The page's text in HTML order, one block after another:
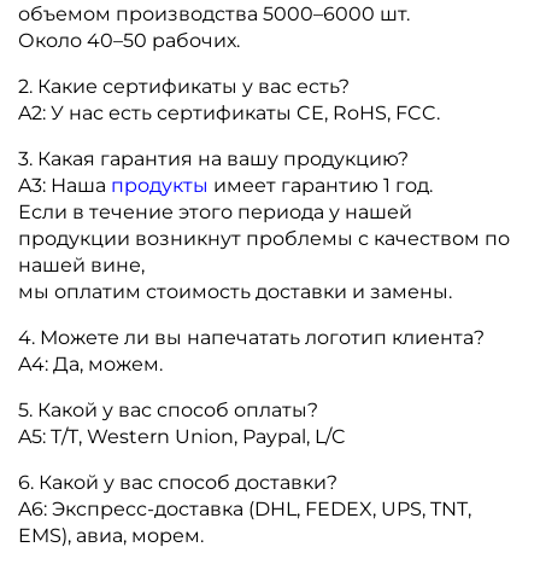
объемом производства 5000–6000 шт.
Около 40–50 рабочих.
2. Какие сертификаты у вас есть?
A2: У нас есть сертификаты CE, RoHS, FCC.
3. Какая гарантия на вашу продукцию?
A3: Наша продукты имеет гарантию 1 год.
Если в течение этого периода у нашей
продукции возникнут проблемы с качеством по
нашей вине,
мы оплатим стоимость доставки и замены.
4. Можете ли вы напечатать логотип клиента?
A4: Да, можем.
5. Какой у вас способ оплаты?
A5: T/T, Western Union, Paypal, L/C
6. Какой у вас способ доставки?
A6: Экспресс-доставка (DHL, FEDEX, UPS, TNT,
EMS), авиа, морем.